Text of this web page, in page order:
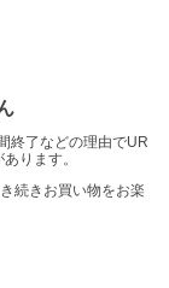
終了などの理由でUR
ります。
続きお買い物をお楽